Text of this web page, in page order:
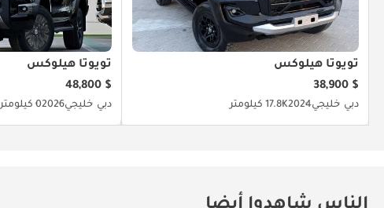
تويوتا هيلوكس
$ 38,900
دبي خليجي202417.8K كيلومتر
تويوتا هيلوكس
$ 48,800
دبي خليجي20260 كيلومتر